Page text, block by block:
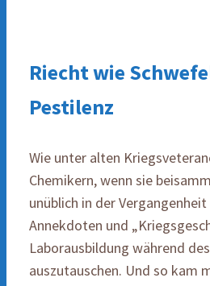
Riecht wie
Pestilenz
Wie unter alten
Chemikern, wenn sie
unüblich in der
Annekdoten und
Laborausbildung während
auszutauschen. Und so kam